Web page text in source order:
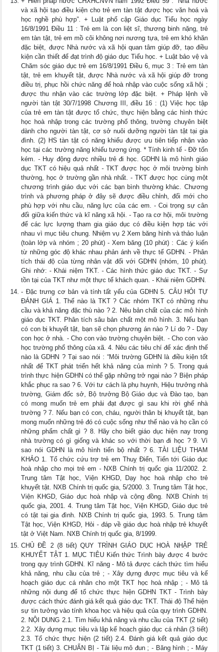
và xã hội tạo điều kiện cho trẻ em tàn tật được học văn hoá và
học nghề phù hợp”. + Luật phổ cập Giáo dục Tiểu học ngày
16/8/1991 Điều 11 : Trẻ em là con liệt sĩ, thương binh nặng, trẻ
em tàn tật, trẻ em mồ côi không nơi nương tựa, trẻ em khó khăn
đặc biệt, được Nhà nước và xã hội quan tâm giúp đỡ, tạo điều
kiện cần thiết để đạt trình độ giáo dục Tiểu học. + Luật bảo vệ và
Chăm sóc giáo dục trẻ em 16/8/1991 Điều 6, mục 3 : Trẻ em tàn
tật, trẻ em khuyết tật, được Nhà nước và xã hội giúp đỡ trong
điều trị, phục hồi chức năng để hoà nhập vào cuộc sống xã hội ;
được thu nhận vào các trường lớp đặc biệt. + Pháp lệnh về
người tàn tật 30/7/1998 Chương III, điều 16 : (1) Việc học tập
của trẻ em tàn tật được tổ chức, thực hiện bằng các hình thức
học hoà nhập trong các trường phổ thông, trường chuyên biệt
dành cho người tàn tật, cơ sở nuôi dưỡng người tàn tật tại gia
đình. (2) HS tàn tật có năng khiếu được ưu tiên tiếp nhận vào
học tại các trường năng khiếu tương ứng. * Tính kinh tế - Đỡ tốn
kém. - Huy động được nhiều trẻ đi học. GDHN là mô hình giáo
dục TKT có hiệu quả nhất - TKT được học ở môi trường bình
thường, học ở trường gần nhà nhất. - TKT được học cùng một
chương trình giáo dục với các bạn bình thường khác. Chương
trình và phương pháp ở đây sẽ được điều chỉnh, đổi mới cho
phù hợp với nhu cầu, năng lực của các em. - Coi trọng sự cân
đối giữa kiến thức và kĩ năng xã hội. - Tạo ra cơ hội, môi trường
để các lực lượng tham gia giáo dục có điều kiện hợp tác với
nhau vì mục tiêu chung. Nhiệm vụ 2 Xem băng hình và thảo luận
(toàn lớp và nhóm ; 20 phút) - Xem băng (10 phút) : Các ý kiến
từ những góc độ khác nhau phản ánh về thực tế GDHN. - Phân
tích thái độ của từng nhân vật đối với GDHN (nhóm, 10 phút).
Ghi nhớ: - Khái niệm TKT. - Các hình thức giáo dục TKT. - Sự
tồn tại của TKT như một thực tế khách quan. - Khái niệm GDHN.
- Đặc trưng cơ bản và tính tất yếu của GDHN 5. CÂU HỎI TỰ
ĐÁNH GIÁ 1. Thế nào là TKT ? Các nhóm TKT có những nhu
cầu và khả năng đặc thù nào ? 2. Nêu bản chất của các mô hình
giáo dục TKT. Phân tích sâu bản chất một mô hình. 3. Nếu bạn
có con bị khuyết tật, bạn sẽ chọn phương án nào ? Lí do ? - Dạy
con học ở nhà. - Cho con vào trường chuyên biệt. - Cho con vào
học trường phổ thông của xã. 4. Nêu các tiêu chí để xác định thế
nào là GDHN ? Tại sao nói : “Môi trường GDHN là điều kiện tốt
nhất để TKT phát triển hết khả năng của mình ? 5. Trong quá
trình thực hiện GDHN có thể gặp những trở ngại nào ? Biện pháp
khắc phục ra sao ? 6. Với tư cách là phụ huynh, Hiệu trưởng nhà
trường, Giám đốc sở, Bộ trưởng Bộ Giáo dục và Đào tạo, bạn
có mong muốn trẻ em phải đạt được gì sau khi rời ghế nhà
trường ? 7. Nếu bạn có con, cháu, người thân bị khuyết tật, bạn
mong muốn những trẻ đó có cuộc sống như thế nào và họ cần có
những phẩm chất gì ? 8. Hãy cho biết giáo dục hiện nay trong
nhà trường có gì giống và khác so với thời bạn đi học ? 9. Vì
sao nói GDHN là mô hình tiến bộ nhất ? 6. TÀI LIỆU THAM
KHẢO 1. Tổ chức cứu trợ trẻ em Thuỵ Điển, Tiến tới Giáo dục
hoà nhập cho mọi trẻ em - NXB Chính trị quốc gia 11/2002. 2.
Trung tâm Tật học, Viện KHGD, Dạy học hoà nhập cho trẻ
khuyết tật. NXB Chính trị quốc gia, 5/2000. 3. Trung tâm Tật học,
Viện KHGD, Giáo dục hoà nhập và cộng đồng. NXB Chính trị
quốc gia, 2001. 4. Trung tâm Tật học, Viện KHGD, Giáo dục trẻ
có tật tại gia đình. NXB Chính trị quốc gia, 1993. 5. Trung tâm
Tật học, Viện KHGD, Hỏi - đáp về giáo dục hoà nhập trẻ khuyết
tật ở Việt Nam. NXB Chính trị quốc gia, 8/1999.
CHỦ ĐỀ 2 (8 tiết) QUY TRÌNH GIÁO DỤC HOÀ NHẬP TRẺ
KHUYẾT TẬT 1. MỤC TIÊU Kiến thức Trình bày được 4 bước
trong quy trình GDHN. Kĩ năng - Mô tả được cách thức tìm hiểu
khả năng, nhu cầu của trẻ ; - Xây dựng được mục tiêu và kế
hoạch giáo dục cá nhân cho một TKT học hoà nhập ; - Mô tả
những nội dung để tổ chức thực hiện GDHN TKT - Trình bày
được cách thức đánh giá kết quả giáo dục TKT. Thái độ Thể hiện
sự tin tưởng vào tính khoa học và hiệu quả của quy trình GDHN.
2. NỘI DUNG 2.1. Tìm hiểu khả năng và nhu cầu của TKT (2 tiết)
2.2. Xây dựng mục tiêu và lập kế hoạch giáo dục cá nhân (3 tiết)
2.3. Tổ chức thực hiện (2 tiết) 2.4. Đánh giá kết quả giáo dục
TKT (1 tiết) 3. CHUẨN BỊ - Tài liệu mô đun ; - Băng hình ; - Máy